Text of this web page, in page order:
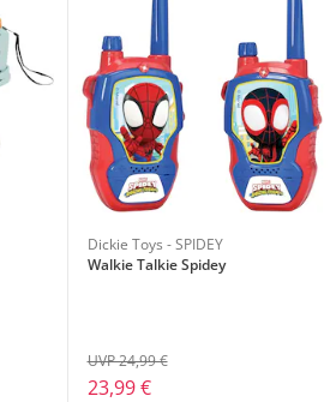
Dickie Toys - SPIDEY
Walkie Talkie Spidey
23,99 €
UVP 24,99 €